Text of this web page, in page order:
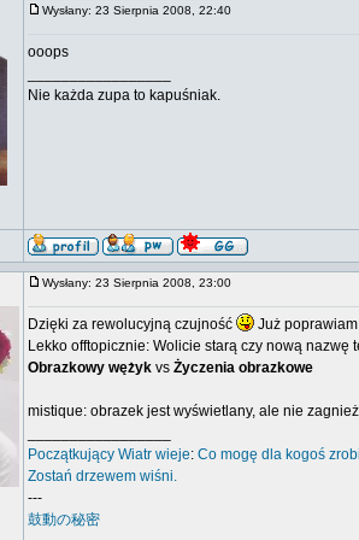
Wysłany: 23 Sierpnia 2008, 22:40
ooops
Nie każda zupa to kapuśniak.
Wysłany: 23 Sierpnia 2008, 23:00
Dzięki za rewolucyjną czujność
Już
Lekko offtopicznie: Wolicie starą czy nową nazwę
Obrazkowy wężyk vs Życzenia obrazkowe
mistique: obrazek jest wyświetlany, ale nie
Początkujący Wiatr wieje: Co mogę dla kogoś
Zostań drzewem wiśni.
---
鼓動の秘密